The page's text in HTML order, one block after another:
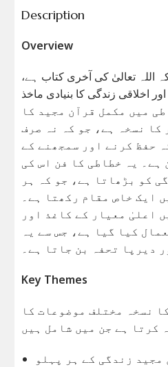
Description
Overview
اللہ تعالیٰ کی آخری کتاب ہے،
اخلاقی زندگی کا بنیادی ماخذ
خطاطی میں مکمل قرآن مجید کا
کا نسخہ ہے، جو کہ نہ صرف
حفظ کرنے اور سمجھنے کے
ہے۔ یہ خطاطی کا فن اس کی
کو بڑھاتا ہے، جو کہ ہر
ایک خاص مقام رکھتا ہے۔
اعلیٰ معیار کے کاغذ اور
کیا گیا ہے، جس سے یہ
دیرپا تحفہ بن جاتا ہے۔
Key Themes
نسخہ مختلف موضوعات کا
مجید زندگی کے ہر پہلو